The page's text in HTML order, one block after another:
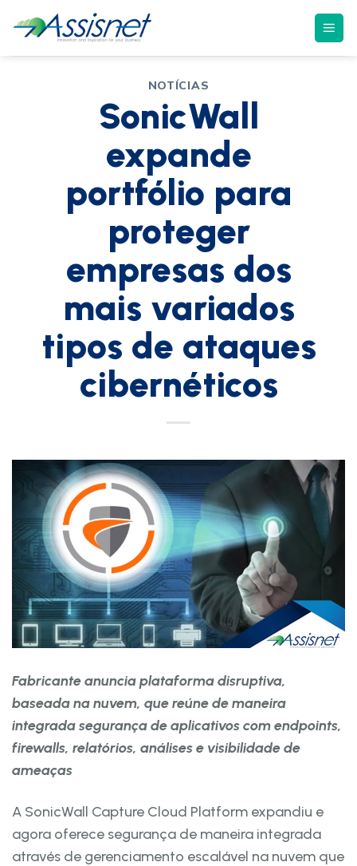
NOTÍCIAS
SonicWall
expande
portfólio para
proteger
empresas dos
mais variados
tipos de ataques
cibernéticos
Fabricante anuncia plataforma disruptiva,
baseada na nuvem, que reúne de maneira
integrada segurança de aplicativos com endpoints,
firewalls, relatórios, análises e visibilidade de
ameaças
A SonicWall Capture Cloud Platform expandiu e
agora oferece segurança de maneira integrada
através de gerenciamento escalável na nuvem que